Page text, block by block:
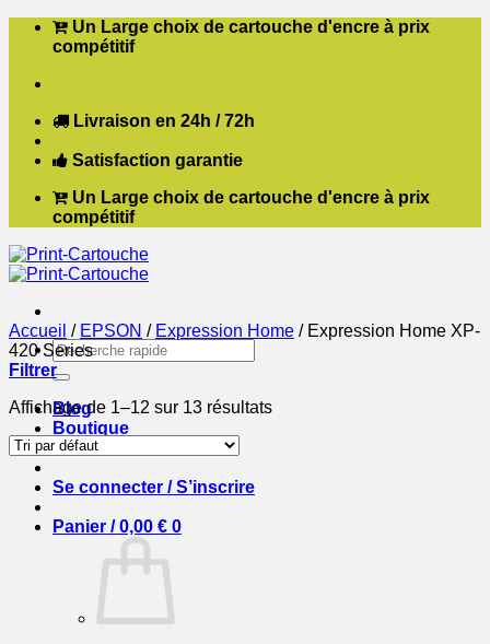
Passer Un Large choix de cartouche d'encre à prix
compétitif
Livraison en 24h / 72h
Satisfaction garantie
Un Large choix de cartouche d'encre à prix
compétitif
Recherche
pour :
Blog
Boutique
Contact
Se connecter / S’inscrire
Panier /0,00 € 0
Accueil / EPSON / Expression Home /Expression Home XP-
420 Series
Filtrer
Affichage de 1–12 sur 13 résultats